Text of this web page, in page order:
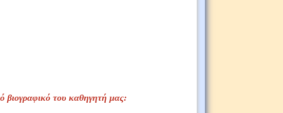
βιογραφικό τoυ καθηγητή μας: